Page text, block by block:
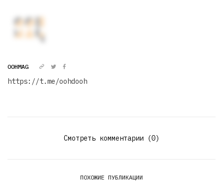
OOHMAG
https://t.me/oohdooh
Смотреть комментарии (0)
ПОХОЖИЕ ПУБЛИКАЦИИ